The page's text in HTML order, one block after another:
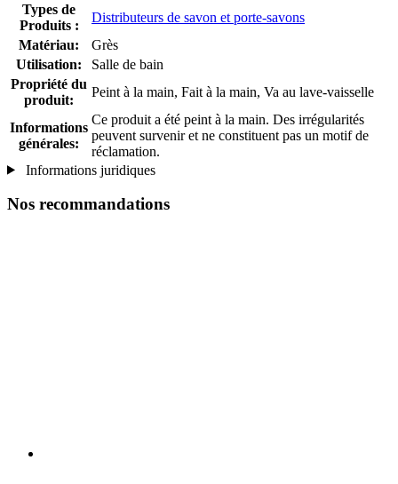
Types de
Produits :
Distributeurs de savon et porte-savons
Matériau:
Grès
Utilisation:
Salle de bain
Propriété du
produit:
Peint à la main, Fait à la main, Va au lave-vaisselle
Informations
générales:
Ce produit a été peint à la main. Des irrégularités
peuvent survenir et ne constituent pas un motif de
réclamation.
Informations juridiques
Nos recommandations